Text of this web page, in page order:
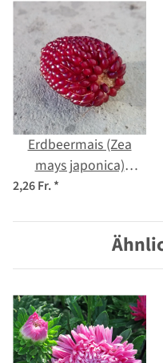
Erdbeermais (Zea
mays japonica)
2,26 Fr.*